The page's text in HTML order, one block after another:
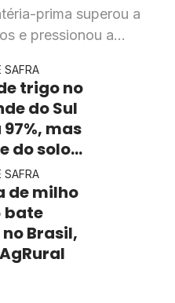
prima superou a
e pressionou a
SAFRA
trigo no
do Sul
mas
do solo
o ritmo
SAFRA
de milho
bate
Brasil,